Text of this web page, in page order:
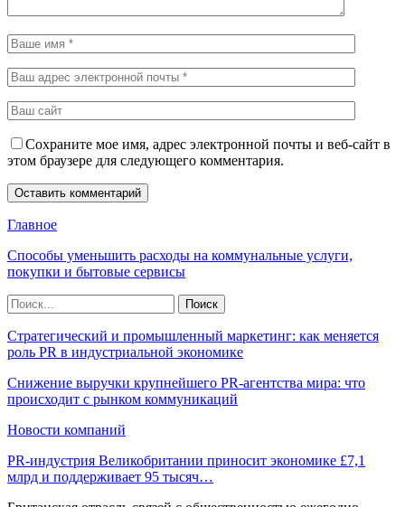
Сохраните мое имя, адрес электронной почты и веб-сайт в
этом браузере для следующего комментария.
Главное
Способы уменьшить расходы на коммунальные услуги,
покупки и бытовые сервисы
Стратегический и промышленный маркетинг: как меняется
роль PR в индустриальной экономике
Снижение выручки крупнейшего PR-агентства мира: что
происходит с рынком коммуникаций
Новости компаний
PR-индустрия Великобритании приносит экономике £7,1
млрд и поддерживает 95 тысяч…